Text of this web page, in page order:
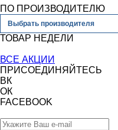
ПО ПРОИЗВОДИТЕЛЮ
Выбрать производителя
ТОВАР НЕДЕЛИ
ВСЕ АКЦИИ
ПРИСОЕДИНЯЙТЕСЬ
ВК
ОК
FACEBOOK